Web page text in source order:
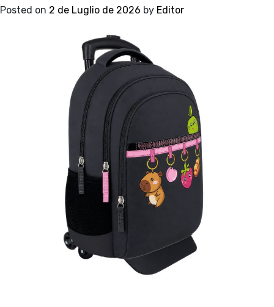
Posted on 2 de Luglio de 2026 by Editor